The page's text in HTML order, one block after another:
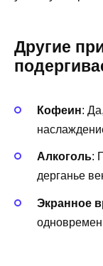
Другие
Кофеин:
Алкоголь:
дерганье
Экранное